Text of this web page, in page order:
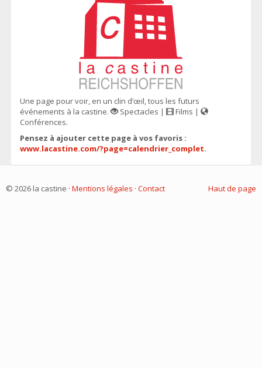
Une page pour voir, en un clin d’œil, tous les futurs
événements à la castine.
Spectacles |
Films |
Conférences.
Pensez à ajouter cette page à vos favoris :
www.lacastine.com/?page=calendrier_complet.
Haut de page
© 2026 la castine · Mentions légales · Contact